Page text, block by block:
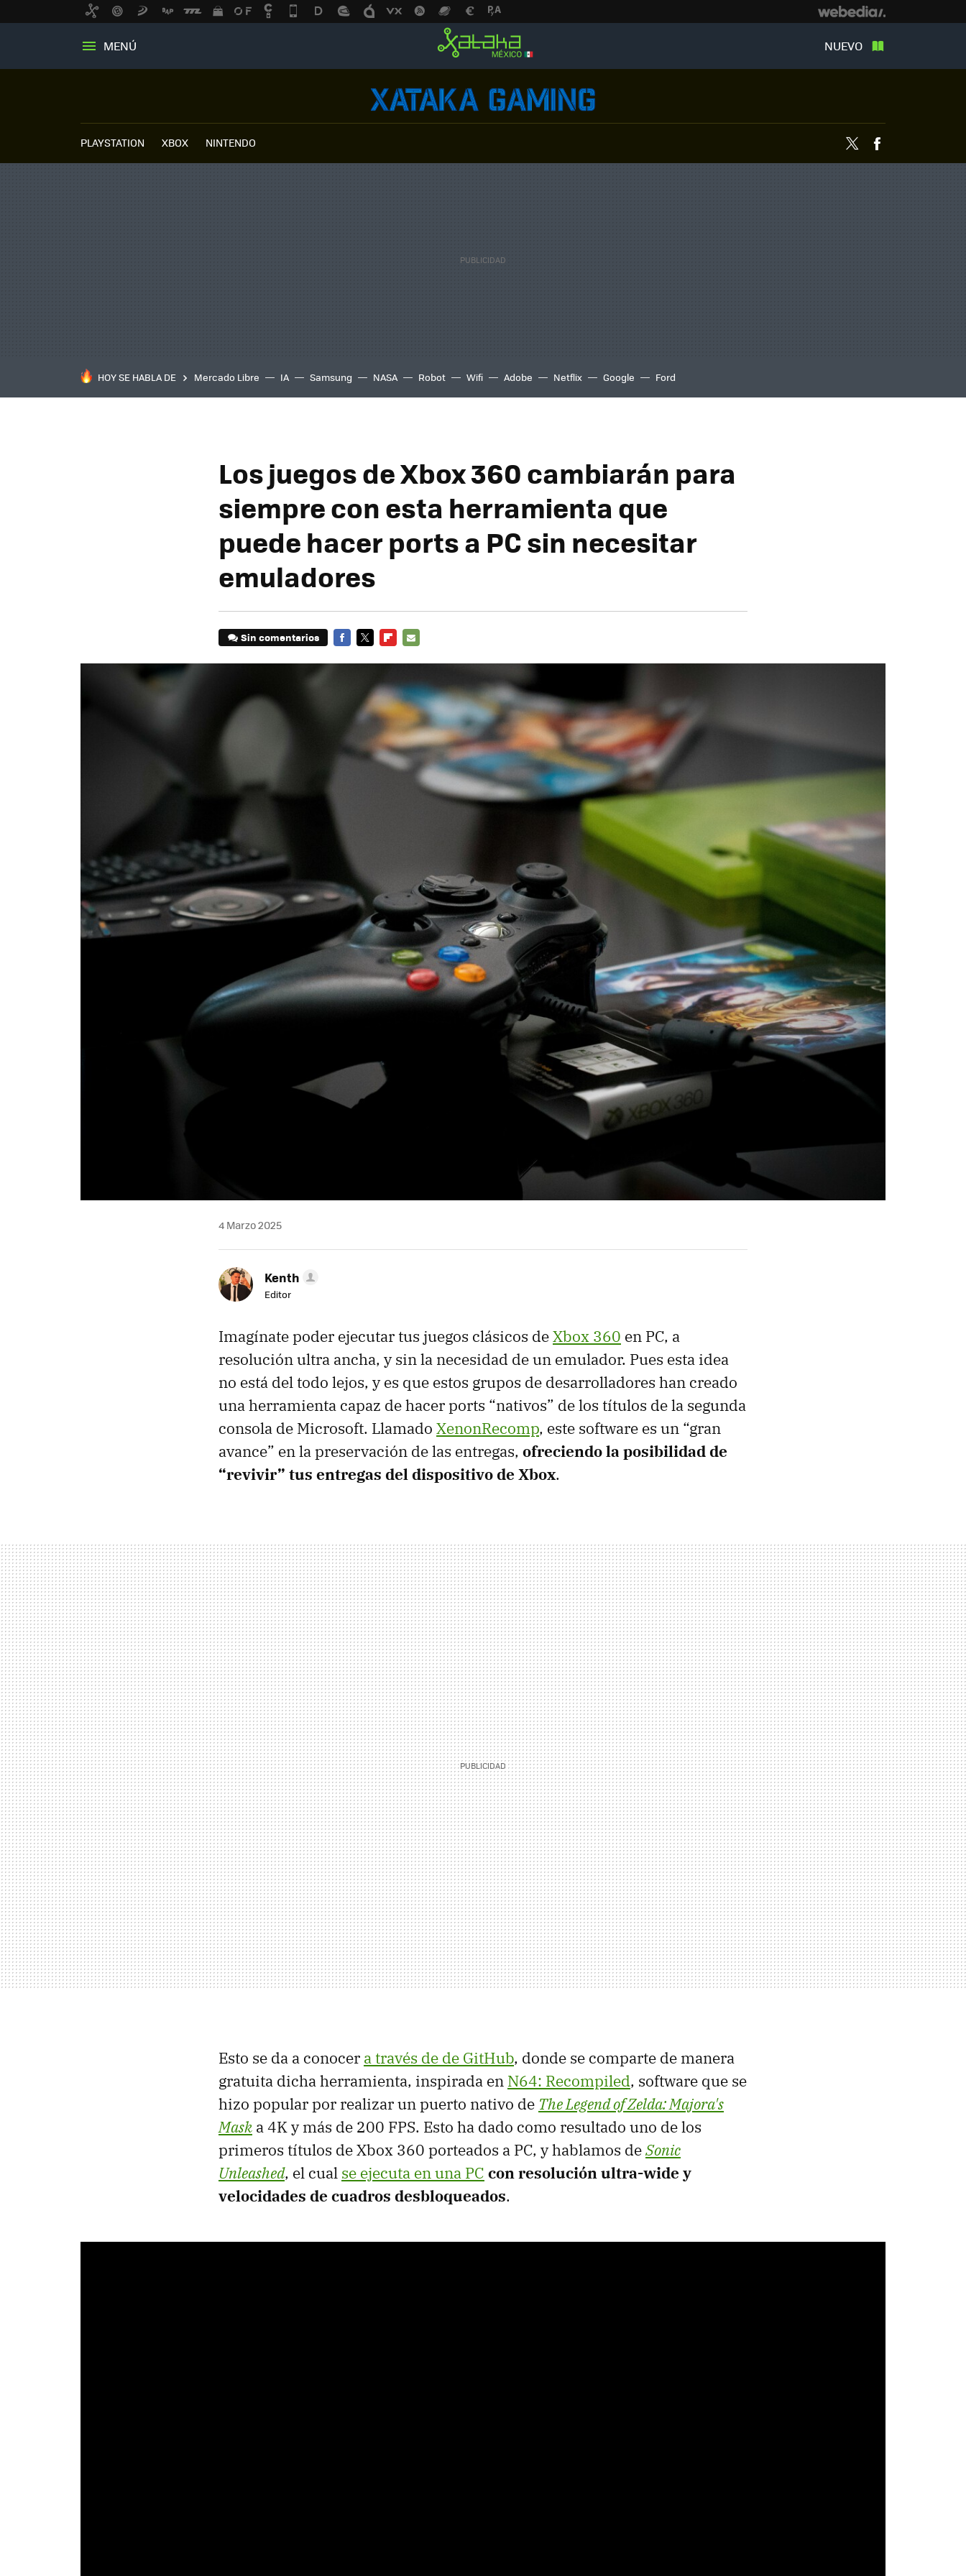
MENÚ NUEVO
PLAYSTATION XBOX NINTENDO Twitter
HOY SE HABLA DE Mercado Libre IA Samsung NASA Robot Wifi Adobe Netflix Google Ford
Los juegos de Xbox 360 cambiarán para
siempre con esta herramienta que
puede hacer ports a PC sin necesitar
emuladores
Sin comentarios
4 Marzo 2025
Kenth
Editor
Imagínate poder ejecutar tus juegos clásicos deXbox 360 en PC, a
resolución ultra ancha, y sin la necesidad de un emulador. Pues esta idea
no está del todo lejos, y es que estos grupos de desarrolladores han creado
una herramienta capaz de hacer ports “nativos” de los títulos de la segunda
consola de Microsoft. Llamado XenonRecomp, este software es un “gran
avance” en la preservación de las entregas, ofreciendo la posibilidad de
“revivir” tus entregas del dispositivo de Xbox.
Esto se da a conocer a través de de GitHub, donde se comparte de manera
gratuita dicha herramienta, inspirada en N64: Recompiled, software que se
hizo popular por realizar un puerto nativo de The Legend of Zelda: Majora's
Mask a 4K y más de 200 FPS. Esto ha dado como resultado uno de los
primeros títulos de Xbox 360 porteados a PC, y hablamos deSonic
Unleashed, el cual se ejecuta en una PC con resolución ultra-wide y
velocidades de cuadros desbloqueados.